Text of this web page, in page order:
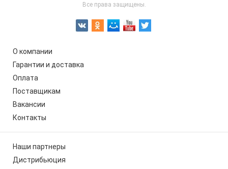
Все права защищены.
О компании
Гарантии и доставка
Оплата
Поставщикам
Вакансии
Контакты
Наши партнеры
Дистрибьюция